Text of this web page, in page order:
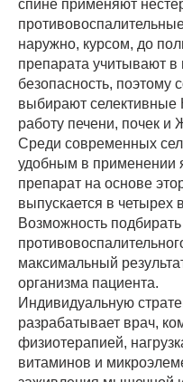
спине применяют
наружно, курсом, до
препарата учитывают в
безопасность,
выбирают
работу печени, почек и
Среди современных
удобным в применении
препарат на основе
выпускается в четырех
Возможность подбирать
максимальный
организма пациента.
Индивидуальную
разрабатывает врач,
физиотерапией,
витаминов и